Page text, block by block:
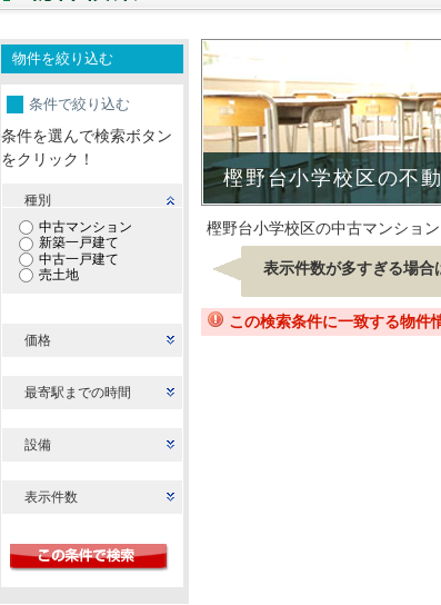
物件を絞り込む
条件で絞り込む
条件を選んで検索ボタン
をクリック！
種別
中古マンション
新築一戸建て
中古一戸建て
売土地
価格
最寄駅までの時間
設備
表示件数
樫野台小学校区の不
樫野台小学校区の中古マンショ
表示件数が多すぎる場合
この検索条件に一致する物件